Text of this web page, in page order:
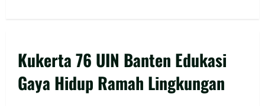
Kukerta 76 UIN Banten Edukasi
Gaya Hidup Ramah Lingkungan